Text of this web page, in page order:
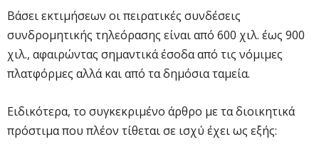
Βάσει εκτιμήσεων οι πειρατικές συνδέσεις
συνδρομητικής τηλεόρασης είναι από 600 χιλ. έως 900
χιλ., αφαιρώντας σημαντικά έσοδα από τις νόμιμες
πλατφόρμες αλλά και από τα δημόσια ταμεία.
Ειδικότερα, το συγκεκριμένο άρθρο με τα διοικητικά
πρόστιμα που πλέον τίθεται σε ισχύ έχει ως εξής: